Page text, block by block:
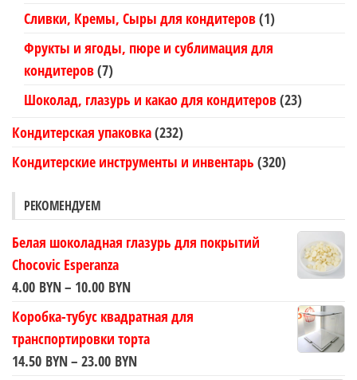
Сливки, Кремы, Сыры для кондитеров(1)
Фрукты и ягоды, пюре и сублимация для
кондитеров(7)
Шоколад, глазурь и какао для кондитеров(23)
Кондитерская упаковка(232)
Кондитерские инструменты и инвентарь (320)
РЕКОМЕНДУЕМ
Белая шоколадная глазурь для покрытий
Chocovic Esperanza
4.00 BYN– 10.00 BYNДиапазон
4.00 BYN
–
Коробка-тубус квадратная для
транспортировки торта
14.50 BYN– 23.00 BYNДиапазон